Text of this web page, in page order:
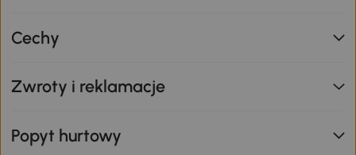
Cechy
Zwroty i reklamacje
Popyt hurtowy